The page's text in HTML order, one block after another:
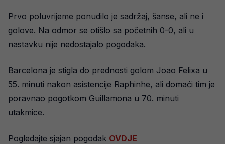
Prvo poluvrijeme ponudilo je sadržaj, šanse, ali ne i
golove. Na odmor se otišlo sa početnih 0-0, ali u
nastavku nije nedostajalo pogodaka.
Barcelona je stigla do prednosti golom Joao Felixa u
55. minuti nakon asistencije Raphinhe, ali domaći tim je
poravnao pogotkom Guillamona u 70. minuti
utakmice.
Pogledajte sjajan pogodak OVDJE